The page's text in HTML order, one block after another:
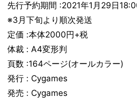
先行予約期間 :2021年1月29日
※3月下旬より順次発送
定価 :本体2000円+税
体裁 : A4変形判
頁数 :164ページ(オールカラー)
発行 : Cygames
発売 : Cygames